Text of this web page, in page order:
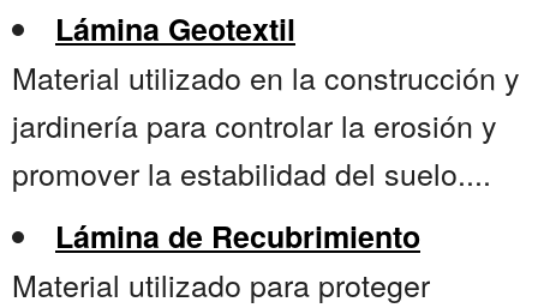
Lámina Geotextil
Material utilizado en la construcción y
jardinería para controlar la erosión y
promover la estabilidad del suelo....
Lámina de Recubrimiento
Material utilizado para proteger